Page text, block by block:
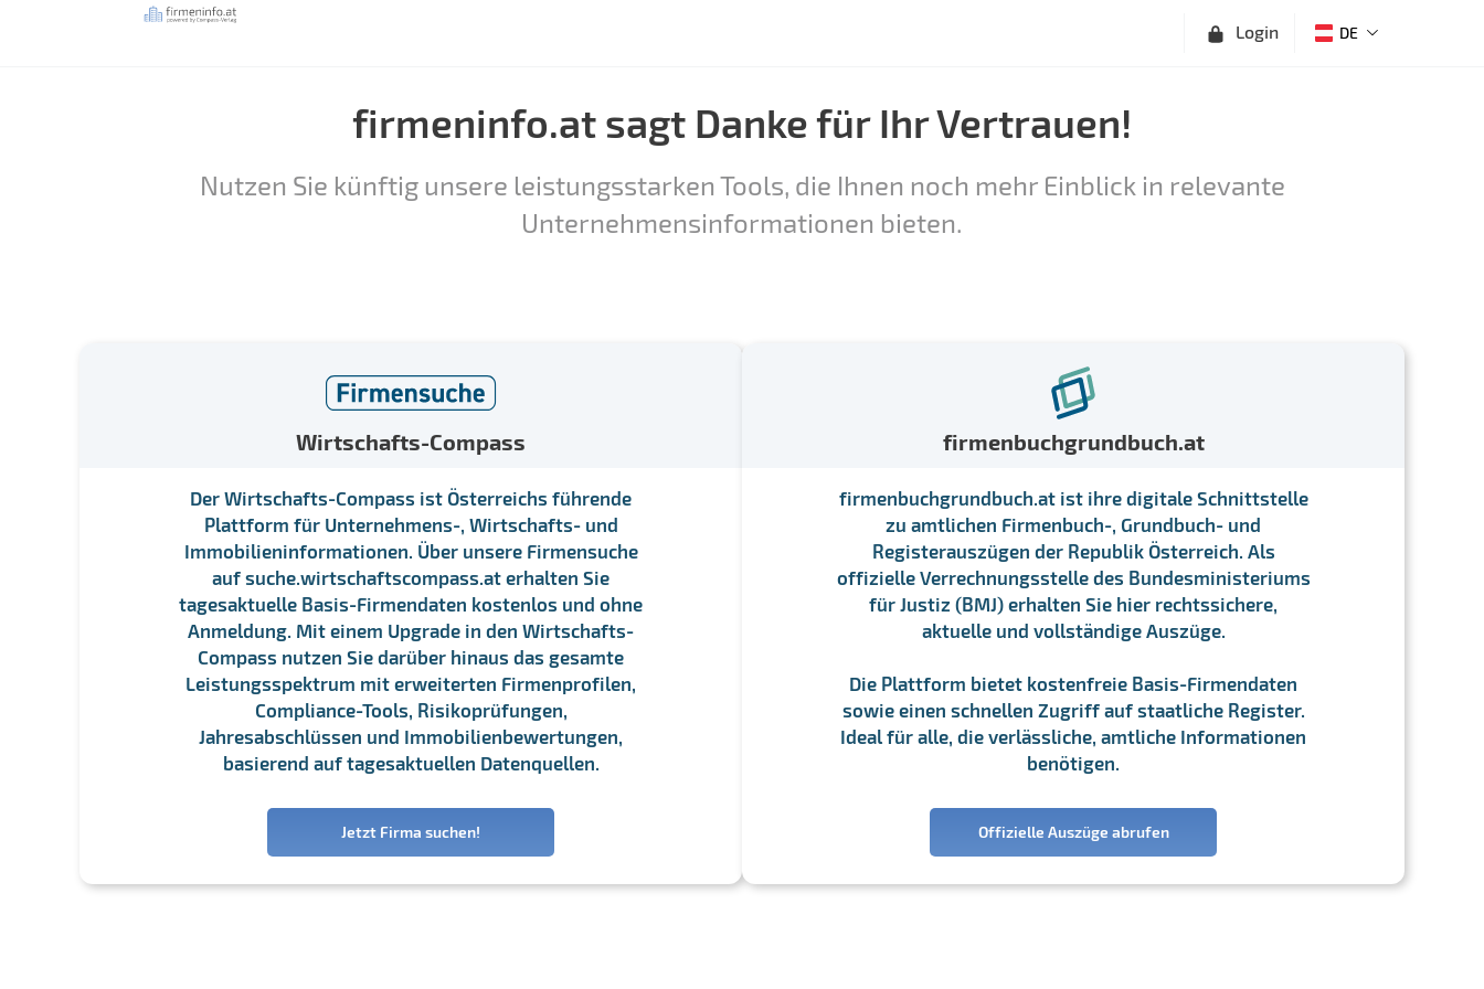
Login DE
firmeninfo.at sagt Danke für Ihr Vertrauen!
Nutzen Sie künftig unsere leistungsstarken Tools, die Ihnen noch mehr Einblick in relevante
Unternehmensinformationen bieten.
Wirtschafts-Compass
Der Wirtschafts-Compass ist Österreichs führende
Plattform für Unternehmens-, Wirtschafts- und
Immobilieninformationen. Über unsere Firmensuche
auf suche.wirtschaftscompass.at erhalten Sie
tagesaktuelle Basis-Firmendaten kostenlos und ohne
Anmeldung. Mit einem Upgrade in den Wirtschafts-
Compass nutzen Sie darüber hinaus das gesamte
Leistungsspektrum mit erweiterten Firmenprofilen,
Compliance-Tools, Risikoprüfungen,
Jahresabschlüssen und Immobilienbewertungen,
basierend auf tagesaktuellen Datenquellen.
Jetzt Firma suchen!
firmenbuchgrundbuch.at
firmenbuchgrundbuch.at ist ihre digitale Schnittstelle
zu amtlichen Firmenbuch-, Grundbuch- und
Registerauszügen der Republik Österreich. Als
offizielle Verrechnungsstelle des Bundesministeriums
für Justiz (BMJ) erhalten Sie hier rechtssichere,
aktuelle und vollständige Auszüge.
Die Plattform bietet kostenfreie Basis-Firmendaten
sowie einen schnellen Zugriff auf staatliche Register.
Ideal für alle, die verlässliche, amtliche Informationen
benötigen.
Offizielle Auszüge abrufen